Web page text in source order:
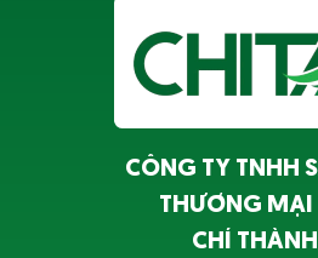
CÔNG TY TNHH
THƯƠNG MẠI
CHÍ